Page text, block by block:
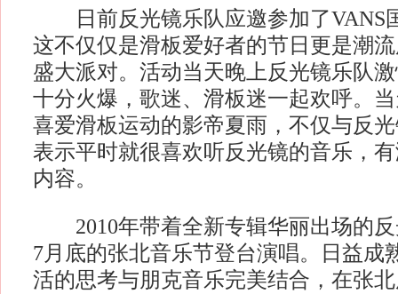
日前反光镜乐队应邀参加了VANS
这不仅仅是滑板爱好者的节日更是潮
盛大派对。活动当天晚上反光镜乐队
十分火爆，歌迷、滑板迷一起欢呼。
喜爱滑板运动的影帝夏雨，不仅与反
表示平时就很喜欢听反光镜的音乐，
内容。
2010年带着全新专辑华丽出场的反
7月底的张北音乐节登台演唱。日益成
活的思考与朋克音乐完美结合，在张